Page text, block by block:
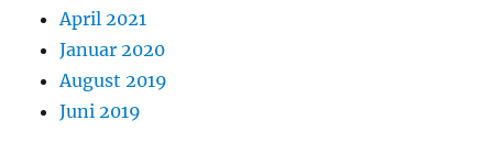
April 2021
Januar 2020
August 2019
Juni 2019